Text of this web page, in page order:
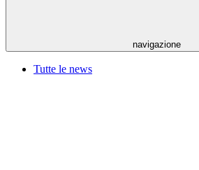
navigazione
Tutte le news